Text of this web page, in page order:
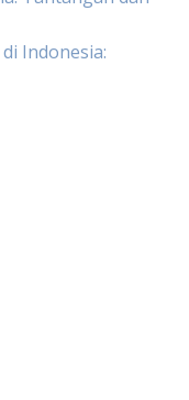
Indonesia: